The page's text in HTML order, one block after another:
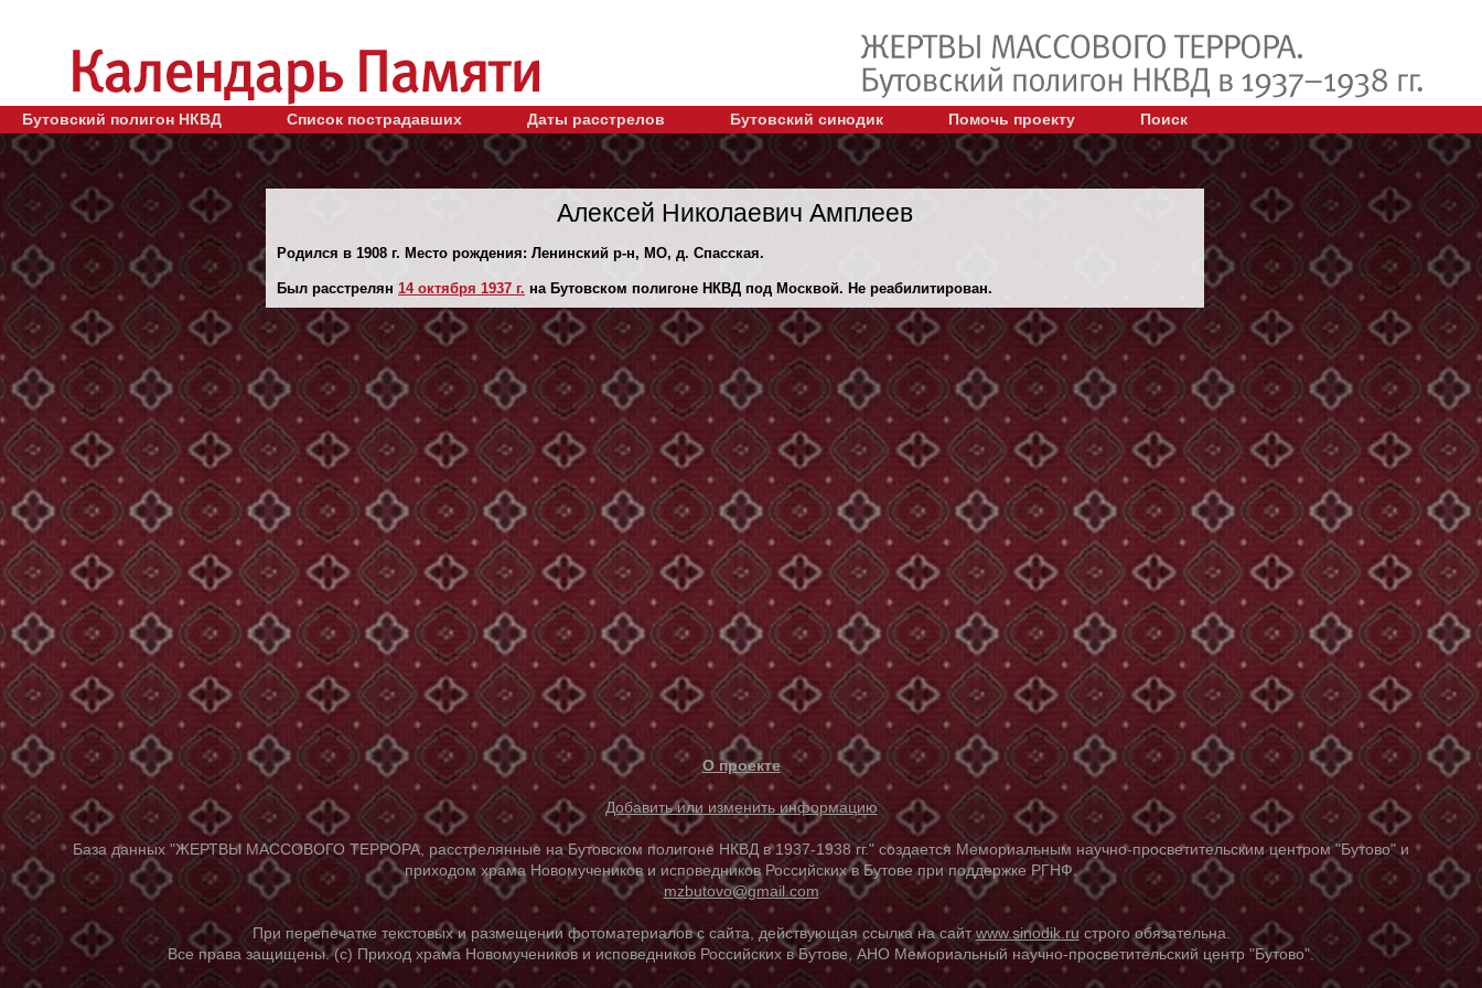
Бутовский полигон НКВД Список пострадавших Даты расстрелов Бутовский синодик Помочь проекту Поиск
Алексей Николаевич Амплеев
Родился в 1908 г. Место рождения: Ленинский р-н, МО, д. Спасская.
Был расстрелян 14 октября 1937 г. на Бутовском полигоне НКВД под Москвой. Не реабилитирован.
О проекте
Добавить или изменить информацию
База данных "ЖЕРТВЫ МАССОВОГО ТЕРРОРА, расстрелянные на Бутовском полигоне НКВД в 1937-1938 гг." создается Мемориальным научно-просветительским центром "Бутово" и
приходом храма Новомучеников и исповедников Российских в Бутове при поддержке РГНФ.
mzbutovo@gmail.com
При перепечатке текстовых и размещении фотоматериалов с сайта, действующая ссылка на сайтwww.sinodik.ru строго обязательна.
Все права защищены. (с) Приход храма Новомучеников и исповедников Российских в Бутове, АНО Мемориальный научно-просветительский центр "Бутово".